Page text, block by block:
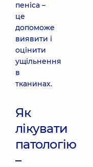
пеніса –
це
допоможе
виявити і
оцінити
ущільнення
в
тканинах.
Як
лікувати
патологію
–